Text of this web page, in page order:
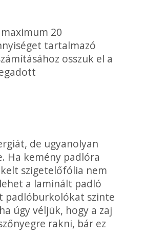
20
tartalmazó
osszuk el a
de ugyanolyan
Ha kemény padlóra
szigetelőfólia nem
a laminált padló
padlóburkolókat szinte
úgy véljük, hogy a zaj
rakni, bár ez